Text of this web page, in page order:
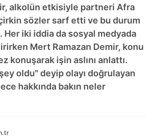
alkolün etkisiyle partneri Afra
sözler sarf etti ve bu durum
Her iki iddia da sosyal medyada
Mert Ramazan Demir, konu
konuşarak işin aslını anlattı.
oldu" deyip olayı doğrulayan
hakkında bakın neler